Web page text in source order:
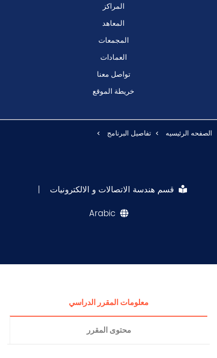
المراكز
المعاهد
المجمعات
العمادات
تواصل معنا
خريطة الموقع
الصفحه الرئيسيه تفاصيل البرنامج
قسم هندسة الاتصالات و الالكترونيات |
Arabic
معلومات المقرر الدراسي
محتوى المقرر